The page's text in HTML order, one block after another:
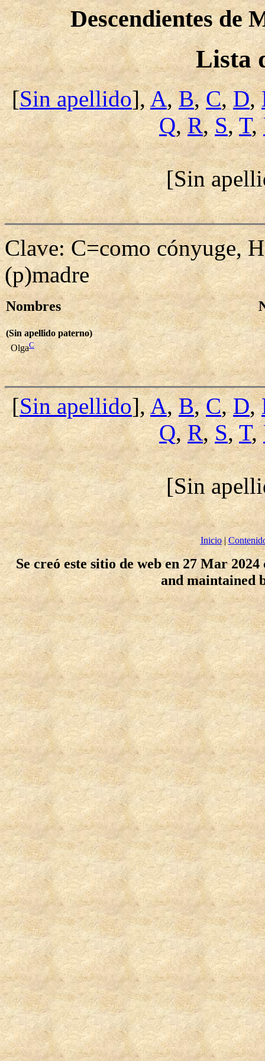
Descendientes de
Lista
[Sin apellido],A,B,C,D,
Q,R,S,T,
[Sin
Clave: C=como cónyuge,
(p)madre
Nombres
(Sin apellido paterno)
OlgaC
[Sin apellido],A,B,C,D,
Q,R,S,T,
[Sin
Inicio|
Se creó este sitio de web en 27 Mar
and maintained